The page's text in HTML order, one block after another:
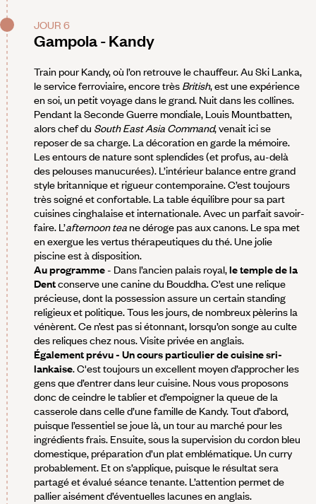
JOUR 6
Gampola - Kandy
Train pour Kandy, où l’on retrouve le chauffeur. Au Ski Lanka,
le service ferroviaire, encore très British, est une expérience
en soi, un petit voyage dans le grand. Nuit dans les collines.
Pendant la Seconde Guerre mondiale, Louis Mountbatten,
alors chef du South East Asia Command, venait ici se
reposer de sa charge. La décoration en garde la mémoire.
Les entours de nature sont splendides (et profus, au-delà
des pelouses manucurées). L’intérieur balance entre grand
style britannique et rigueur contemporaine. C’est toujours
très soigné et confortable. La table équilibre pour sa part
cuisines cinghalaise et internationale. Avec un parfait savoir-
faire. L’afternoon teane déroge pas aux canons. Le spa met
en exergue les vertus thérapeutiques du thé. Une jolie
piscine est à disposition.
Au programme- Dans l’ancien palais royal,le temple de la
Dentconserve une canine du Bouddha. C’est une relique
précieuse, dont la possession assure un certain standing
religieux et politique. Tous les jours, de nombreux pèlerins la
vénèrent. Ce n’est pas si étonnant, lorsqu’on songe au culte
des reliques chez nous. Visite privée en anglais.
Également prévu - Un cours particulier de cuisine sri-
lankaise. C'est toujours un excellent moyen d’approcher les
gens que d’entrer dans leur cuisine. Nous vous proposons
donc de ceindre le tablier et d’empoigner la queue de la
casserole dans celle d’une famille de Kandy. Tout d’abord,
puisque l’essentiel se joue là, un tour au marché pour les
ingrédients frais. Ensuite, sous la supervision du cordon bleu
domestique, préparation d’un plat emblématique. Un curry
probablement. Et on s’applique, puisque le résultat sera
partagé et évalué séance tenante. L’attention permet de
pallier aisément d’éventuelles lacunes en anglais.